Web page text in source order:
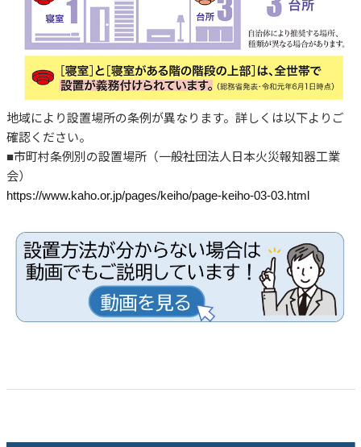
地域により設置場所の条例が異なります。詳しくは以下よりご
確認ください。
■市町村条例別の設置場所（一般社団法人日本火災報知器工業
会）
https://www.kaho.or.jp/pages/keiho/page-keiho-03-03.html